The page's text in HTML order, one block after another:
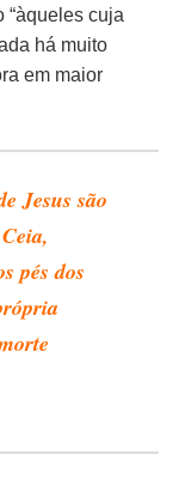
“àqueles cuja
há muito
em maior
Jesus são
pés dos